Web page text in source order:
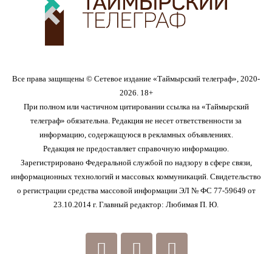
Все права защищены © Сетевое издание «Таймырский телеграф», 2020-
2026. 18+
При полном или частичном цитировании ссылка на «Таймырский
телеграф» обязательна. Редакция не несет ответственности за
информацию, содержащуюся в рекламных объявлениях.
Редакция не предоставляет справочную информацию.
Зарегистрировано Федеральной службой по надзору в сфере связи,
информационных технологий и массовых коммуникаций. Свидетельство
о регистрации средства массовой информации ЭЛ № ФС 77-59649 от
23.10.2014 г. Главный редактор: Любимая П. Ю.